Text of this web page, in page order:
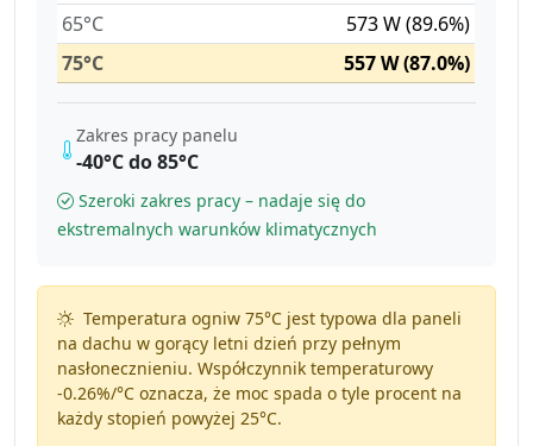
65°C
573 W (89.6%)
75°C
557 W (87.0%)
Zakres pracy panelu
-40°C do 85°C
Szeroki zakres pracy – nadaje się do
ekstremalnych warunków klimatycznych
Temperatura ogniw 75°C jest typowa dla paneli
na dachu w gorący letni dzień przy pełnym
nasłonecznieniu. Współczynnik temperaturowy
-0.26%/°Coznacza, że moc spada o tyle procent na
każdy stopień powyżej 25°C.